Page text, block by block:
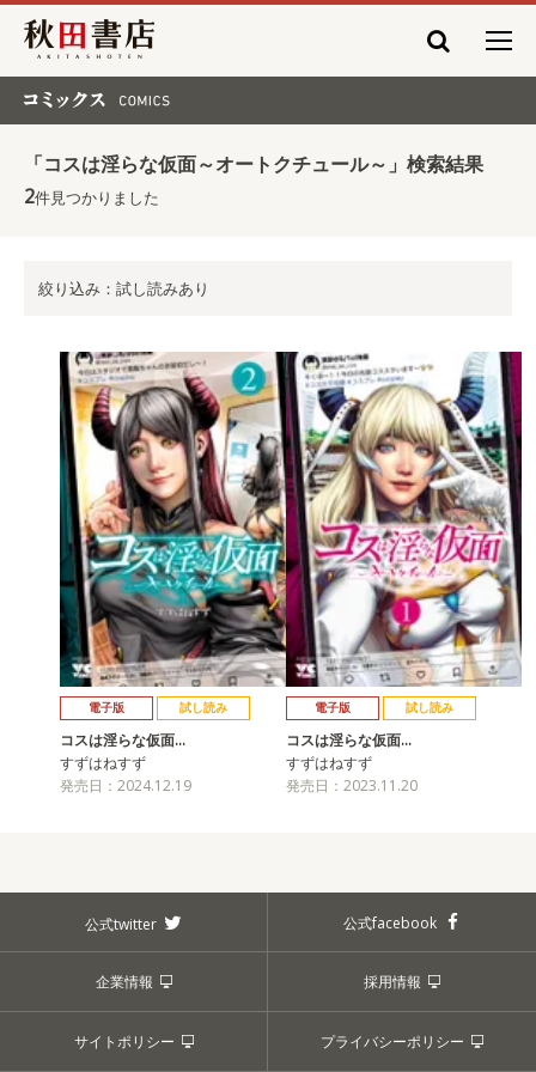
秋田書店
「コスは淫らな仮面～オートクチュール～」検索結果
2件見つかりました
絞り込み：試し読みあり
電子版 試し読み
コスは淫らな仮面…
すずはねすず
発売日：2024.12.19
電子版 試し読み
コスは淫らな仮面…
すずはねすず
発売日：2023.11.20
公式twitter 公式facebook
企業情報 採用情報
サイトポリシー プライバシーポリシー